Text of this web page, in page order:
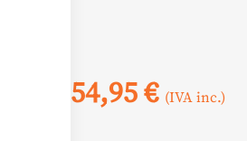
54,95€ (IVA inc.)